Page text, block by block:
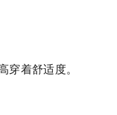
着舒适度。